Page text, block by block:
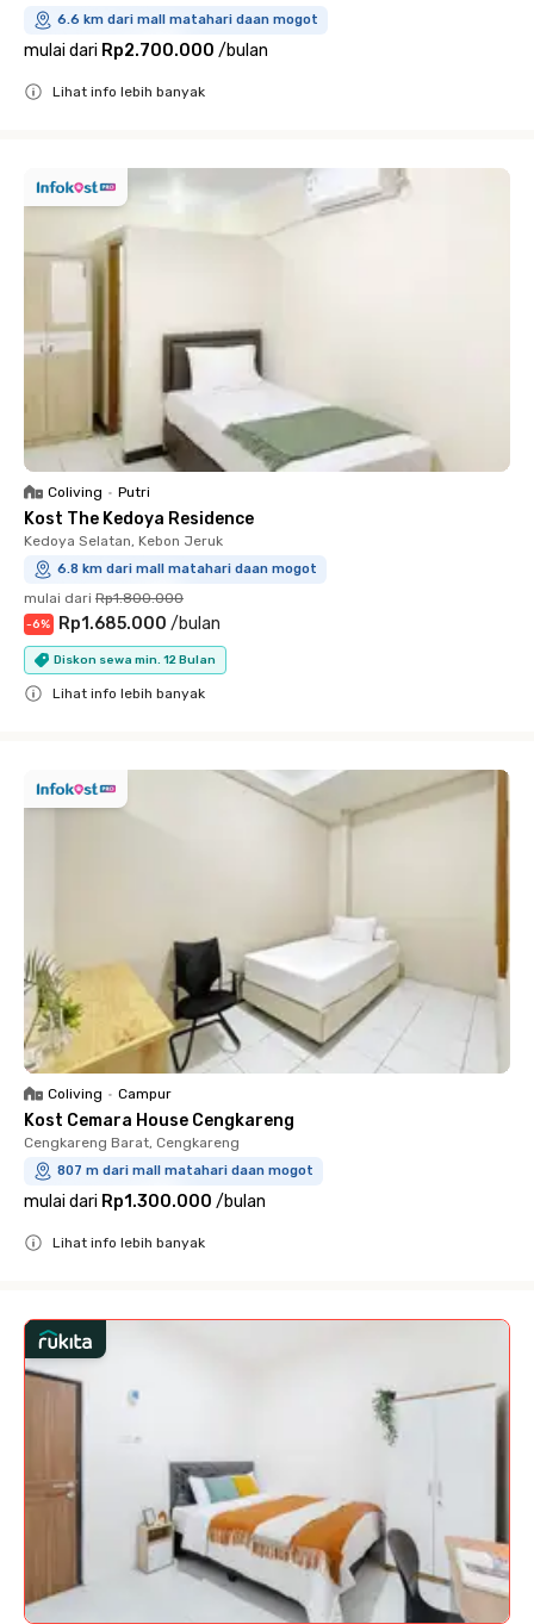
6.6 km dari mall matahari daan mogot
mulai dari Rp2.700.000 /bulan
Lihat info lebih banyak
Coliving • Putri
Kost The Kedoya Residence
Kedoya Selatan, Kebon Jeruk
6.8 km dari mall matahari daan mogot
mulai dari Rp1.800.000
-6% Rp1.685.000 /bulan
Diskon sewa min. 12 Bulan
Lihat info lebih banyak
Coliving • Campur
Kost Cemara House Cengkareng
Cengkareng Barat, Cengkareng
807 m dari mall matahari daan mogot
mulai dari Rp1.300.000 /bulan
Lihat info lebih banyak